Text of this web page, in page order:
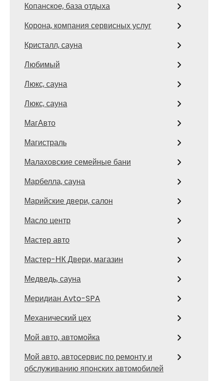
Копанское, база отдыха
Корона, компания сервисных услуг
Кристалл, сауна
Любимый
Люкс, сауна
Люкс, сауна
МагАвто
Магистраль
Малаховские семейные бани
Марбелла, сауна
Марийские двери, салон
Масло центр
Мастер авто
Мастер-НК Двери, магазин
Медведь, сауна
Меридиан Avto-SPA
Механический цех
Мой авто, автомойка
Мой авто, автосервис по ремонту и
обслуживанию японских автомобилей